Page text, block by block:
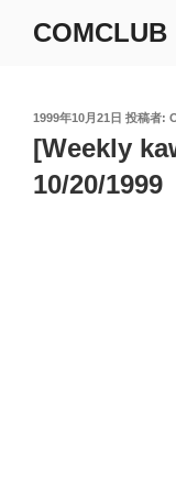
COMCLUB
投
稿
日:
1999年10月21日 投稿者:
[Weekly
10/20/1999